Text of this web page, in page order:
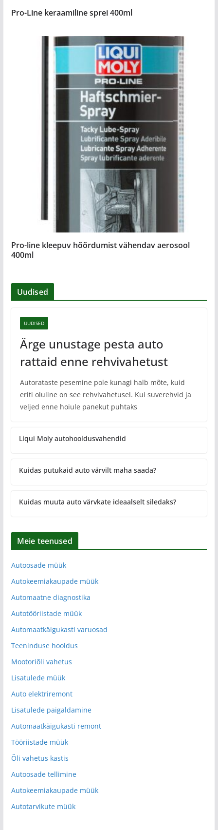
Pro-Line keraamiline sprei 400ml
Pro-line kleepuv hõõrdumist vähendav aerosool
400ml
Uudised
UUDISED
Ärge unustage pesta auto
rattaid enne rehvivahetust
Autorataste pesemine pole kunagi halb mõte, kuid
eriti oluline on see rehvivahetusel. Kui suverehvid ja
veljed enne hoiule panekut puhtaks
Liqui Moly autohooldusvahendid
Kuidas putukaid auto värvilt maha saada?
Kuidas muuta auto värvkate ideaalselt siledaks?
Meie teenused
Autoosade müük
Autokeemiakaupade müük
Automaatne diagnostika
Autotööriistade müük
Automaatkäigukasti varuosad
Teeninduse hooldus
Mootoriõli vahetus
Lisatulede müük
Auto elektriremont
Lisatulede paigaldamine
Automaatkäigukasti remont
Tööriistade müük
Õli vahetus kastis
Autoosade tellimine
Autokeemiakaupade müük
Autotarvikute müük